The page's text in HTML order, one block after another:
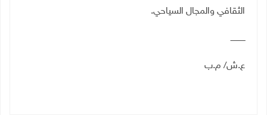
الثقافي والمجال السياحي.
ــــــــــــ
ع.ش/ م.ب